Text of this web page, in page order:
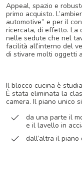
Appeal, spazio e
primo acquisto.
automotive” e per il
ricercata, di effetto. La
nelle sedute che nel
facilità all’interno del
di stivare molti oggetti
Il blocco cucina è
È stata eliminata la
camera. Il piano unico
da una parte il
e il lavello in
dall’altra il